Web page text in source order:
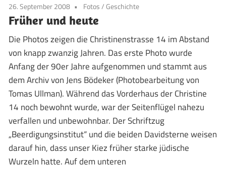
26. September 2008 Fotos/Geschichte
Früher und heute
Die Photos zeigen die Christinenstrasse 14 im Abstand
von knapp zwanzig Jahren. Das erste Photo wurde
Anfang der 90er Jahre aufgenommen und stammt aus
dem Archiv von Jens Bödeker (Photobearbeitung von
Tomas Ullman). Während das Vorderhaus der Christine
14 noch bewohnt wurde, war der Seitenflügel nahezu
verfallen und unbewohnbar. Der Schriftzug
„Beerdigungsinstitut“ und die beiden Davidsterne weisen
darauf hin, dass unser Kiez früher starke jüdische
Wurzeln hatte. Auf dem unteren